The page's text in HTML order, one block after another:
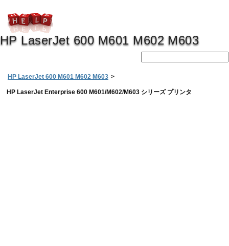
HP LaserJet 600 M601 M602 M603
HP LaserJet 600 M601 M602 M603 >
HP LaserJet Enterprise 600 M601/M602/M603 シリーズ プリンタ